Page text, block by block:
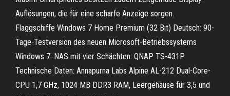
Auflösungen, die für eine scharfe Anzeige sorgen.
Flaggschiffe Windows 7 Home Premium (32 Bit) Deutsch: 90-
Tage-Testversion des neuen Microsoft-Betriebssystems
Windows 7. NAS mit vier Schächten: QNAP TS-431P
Technische Daten: Annapurna Labs Alpine AL-212 Dual-Core-
CPU 1,7 GHz, 1024 MB DDR3 RAM, Leergehäuse für 3,5 und